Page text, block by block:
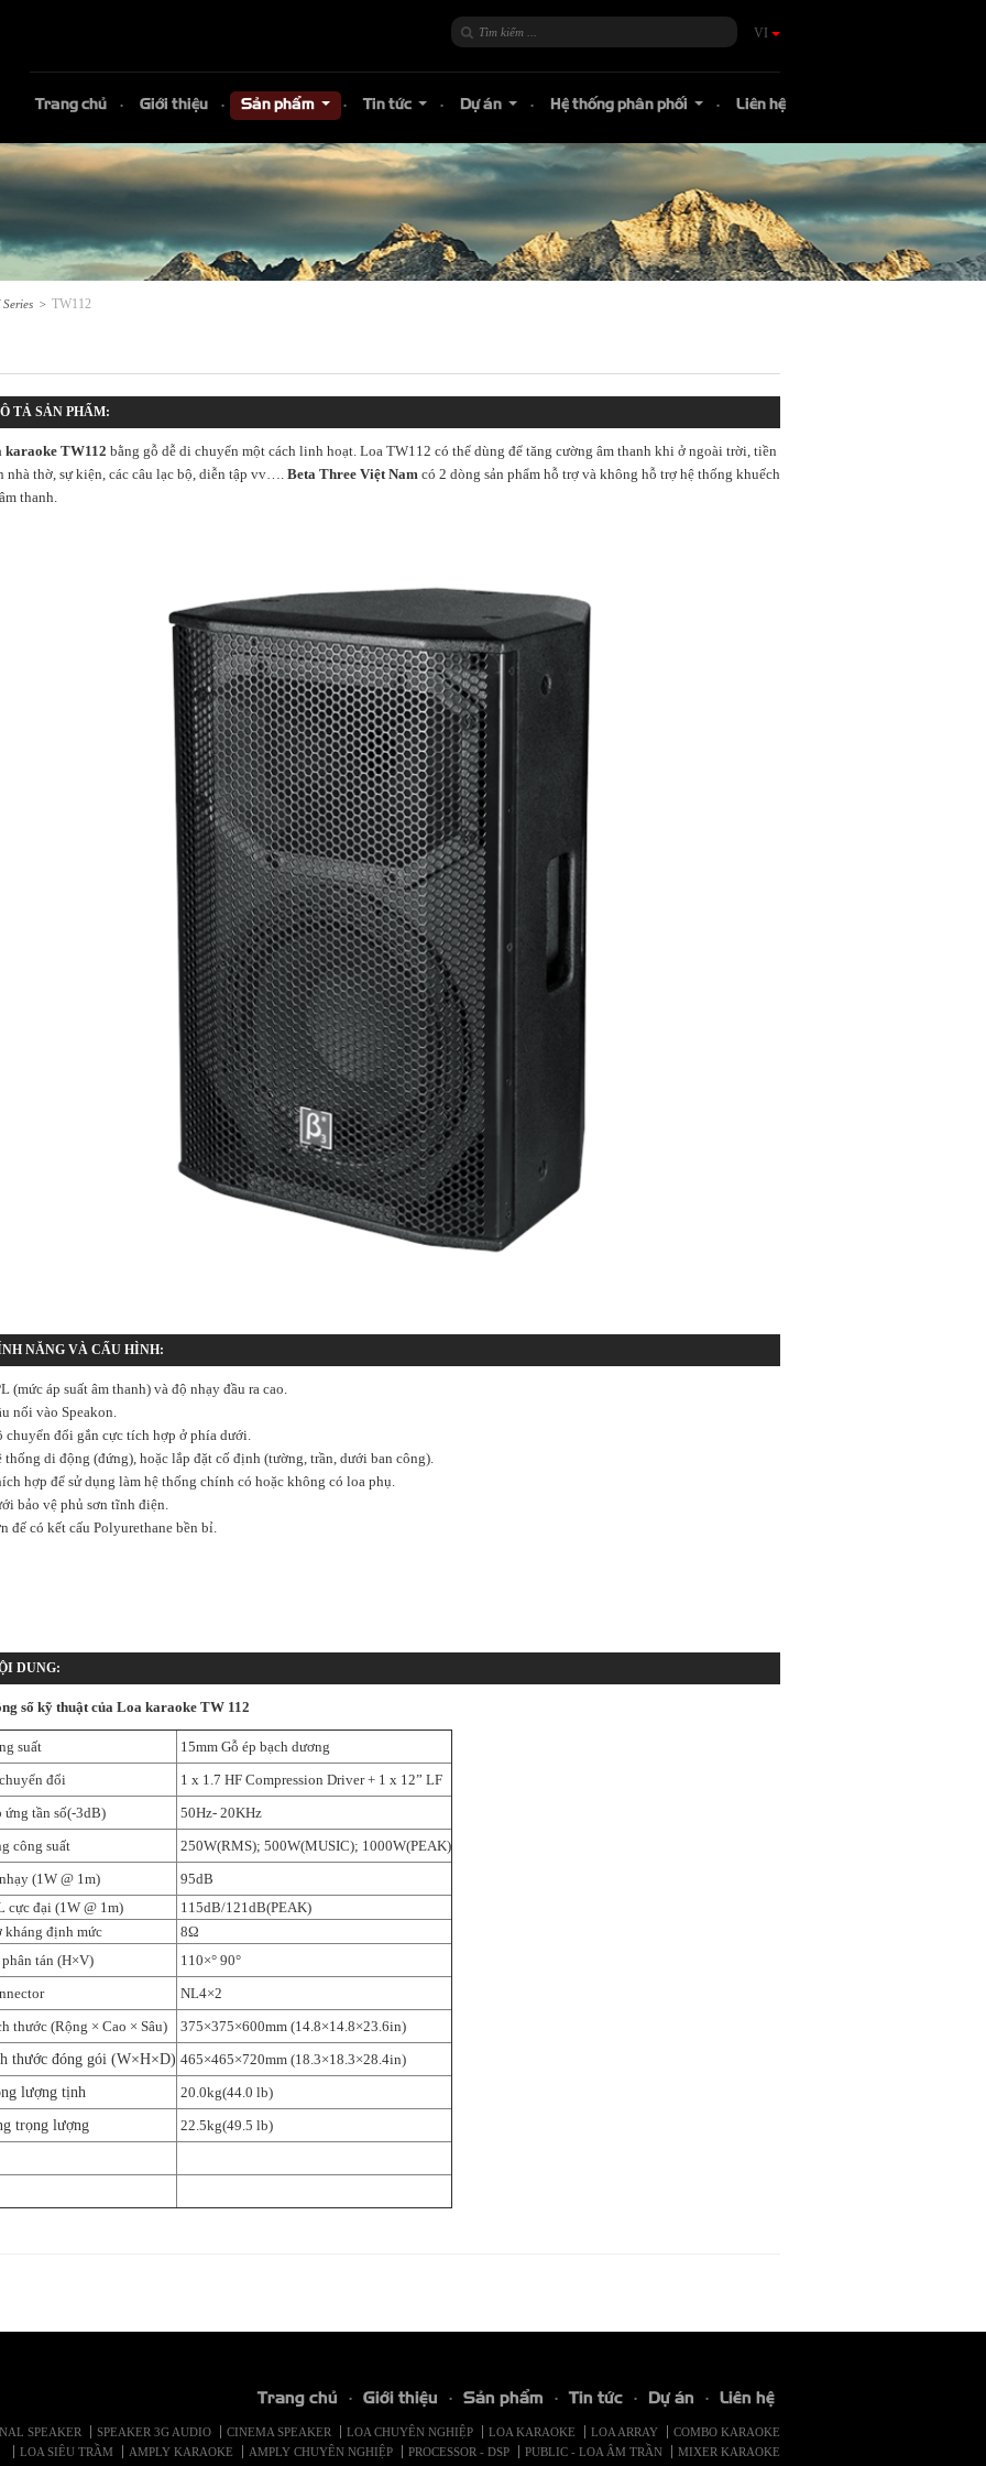
VI
Trang chủ Giới thiệu Sản phẩm Tin tức Dự án Hệ thống phân phối Liên hệ
Series > TW112
TẢ SẢN PHẨM:
karaoke TW112 bằng gỗ dễ di chuyển một cách linh hoạt. Loa TW112 có thể dùng để tăng cường âm thanh khi ở ngoài trời, tiền
nhà thờ, sự kiện, các câu lạc bộ, diễn tập vv…. Beta Three Việt Nam có 2 dòng sản phẩm hỗ trợ và không hỗ trợ hệ thống khuếch
thanh.
NĂNG VÀ CẤU HÌNH:
(mức áp suất âm thanh) và độ nhạy đầu ra cao.
nối vào Speakon.
chuyển đổi gắn cực tích hợp ở phía dưới.
thống di động (đứng), hoặc lắp đặt cố định (tường, trần, dưới ban công).
hợp để sử dụng làm hệ thống chính có hoặc không có loa phụ.
bảo vệ phủ sơn tĩnh điện.
đế có kết cấu Polyurethane bền bỉ.
DUNG:
số kỹ thuật của Loa karaoke TW 112
suất
15mm Gỗ ép bạch dương
đổi
1 x 1.7 HF Compression Driver + 1 x 12” LF
ứng tần số(-3dB)
50Hz- 20KHz
công suất
250W(RMS); 500W(MUSIC); 1000W(PEAK)
(1W @ 1m)
95dB
cực đại (1W @ 1m)
115dB/121dB(PEAK)
kháng định mức
8Ω
tán (H×V)
110×° 90°
NL4×2
thước (Rộng × Cao × Sâu)
375×375×600mm (14.8×14.8×23.6in)
thước đóng gói (W×H×D) 465×465×720mm (18.3×18.3×28.4in)
lượng tịnh
20.0kg(44.0 lb)
trọng lượng
22.5kg(49.5 lb)
Trang chủ Giới thiệu Sản phẩm Tin tức Dự án Liên hệ
SPEAKER SPEAKER 3G AUDIO CINEMA SPEAKER LOA CHUYÊN NGHIỆP LOA KARAOKE LOA ARRAY
COMBO KARAOKE
LOA SIÊU TRẦM
AMPLY KARAOKE AMPLY CHUYÊN NGHIỆP PROCESSOR - DSP PUBLIC - LOA ÂM TRẦN MIXER KARAOKE